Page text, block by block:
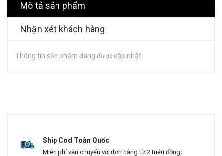
Mô tả sản phẩm
Nhận xét khách hàng
Thông tin sản phẩm đang được cập nhật
Ship Cod Toàn Quốc
Miễn phí vận chuyển với đơn hàng từ 2 triệu đồng.